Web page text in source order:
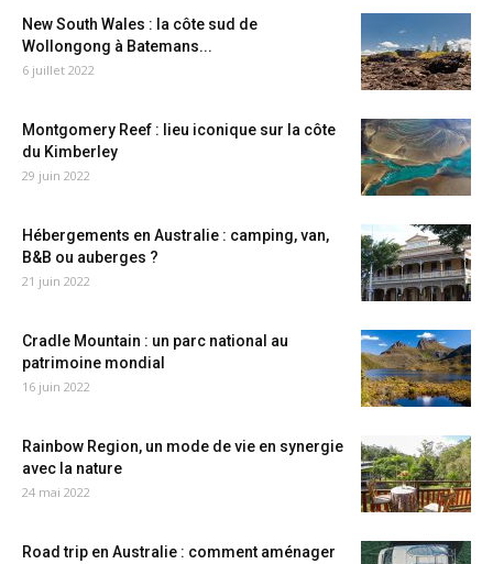
New South Wales : la côte sud de
Wollongong à Batemans...
6 juillet 2022
Montgomery Reef : lieu iconique sur la côte
du Kimberley
29 juin 2022
Hébergements en Australie : camping, van,
B&B ou auberges ?
21 juin 2022
Cradle Mountain : un parc national au
patrimoine mondial
16 juin 2022
Rainbow Region, un mode de vie en synergie
avec la nature
24 mai 2022
Road trip en Australie : comment aménager